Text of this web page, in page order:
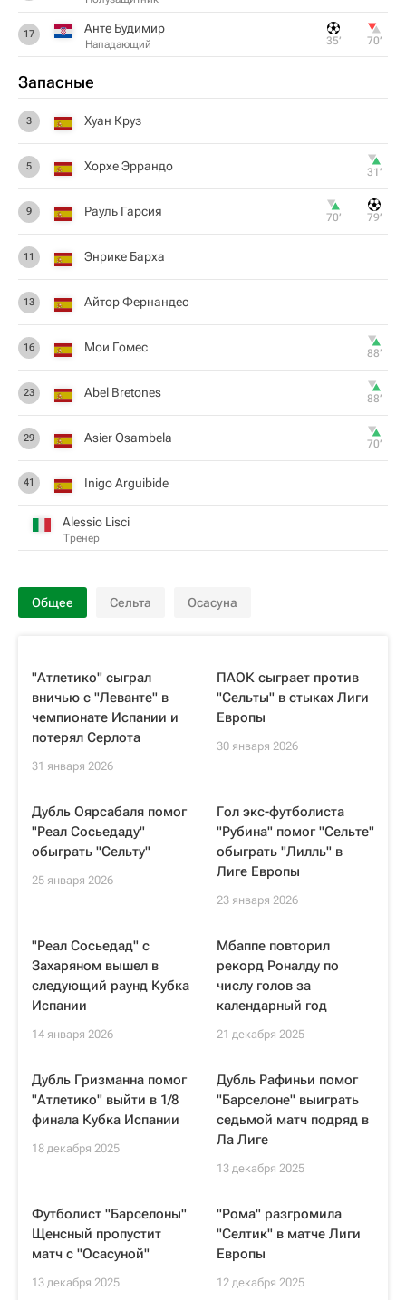
17 Анте Будимир
Нападающий 35‎’‎ 70‎’‎
Запасные
3 Хуан Круз
5 Хорхе Эррандо 31‎’‎
9 Рауль Гарсия 70‎’‎ 79‎’‎
11 Энрике Барха
13 Айтор Фернандес
16 Мои Гомес 88‎’‎
23 Abel Bretones 88‎’‎
29 Asier Osambela 70‎’‎
41 Inigo Arguibide
Alessio Lisci
Тренер
Общее Сельта Осасуна
"Атлетико" сыграл
вничью с "Леванте" в
чемпионате Испании и
потерял Серлота
31 января 2026
ПАОК сыграет против
"Сельты" в стыках Лиги
Европы
30 января 2026
Дубль Оярсабаля помог
"Реал Сосьедаду"
обыграть "Сельту"
25 января 2026
Гол экс-футболиста
"Рубина" помог "Сельте"
обыграть "Лилль" в
Лиге Европы
23 января 2026
"Реал Сосьедад" с
Захаряном вышел в
следующий раунд Кубка
Испании
14 января 2026
Мбаппе повторил
рекорд Роналду по
числу голов за
календарный год
21 декабря 2025
Дубль Гризманна помог
"Атлетико" выйти в 1/8
финала Кубка Испании
18 декабря 2025
Дубль Рафиньи помог
"Барселоне" выиграть
седьмой матч подряд в
Ла Лиге
13 декабря 2025
Футболист "Барселоны"
Щенсный пропустит
матч с "Осасуной"
13 декабря 2025
"Рома" разгромила
"Селтик" в матче Лиги
Европы
12 декабря 2025